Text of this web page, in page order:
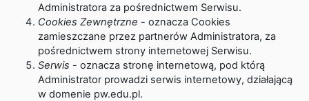
Administratora za pośrednictwem Serwisu.
Cookies Zewnętrzne - oznacza Cookies
zamieszczane przez partnerów Administratora, za
pośrednictwem strony internetowej Serwisu.
Serwis - oznacza stronę internetową, pod którą
Administrator prowadzi serwis internetowy, działającą
w domenie pw.edu.pl.